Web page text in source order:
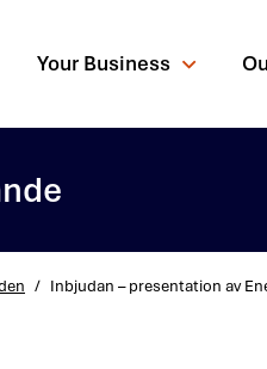
Your Business
/ Inbjudan – presentation av